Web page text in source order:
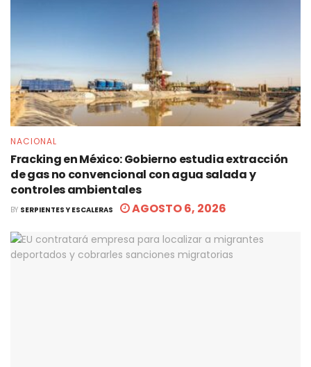
NACIONAL
Fracking en México: Gobierno estudia extracción
de gas no convencional con agua salada y
controles ambientales
BY SERPIENTES Y ESCALERAS AGOSTO 6, 2026